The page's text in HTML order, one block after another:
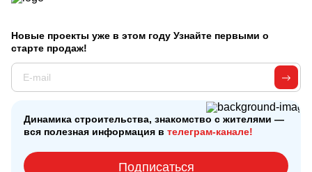
Новые проекты уже в этом году Узнайте первыми о
старте продаж!
Динамика строительства, знакомство с жителями —
вся полезная информация в телеграм-канале!
Подписаться